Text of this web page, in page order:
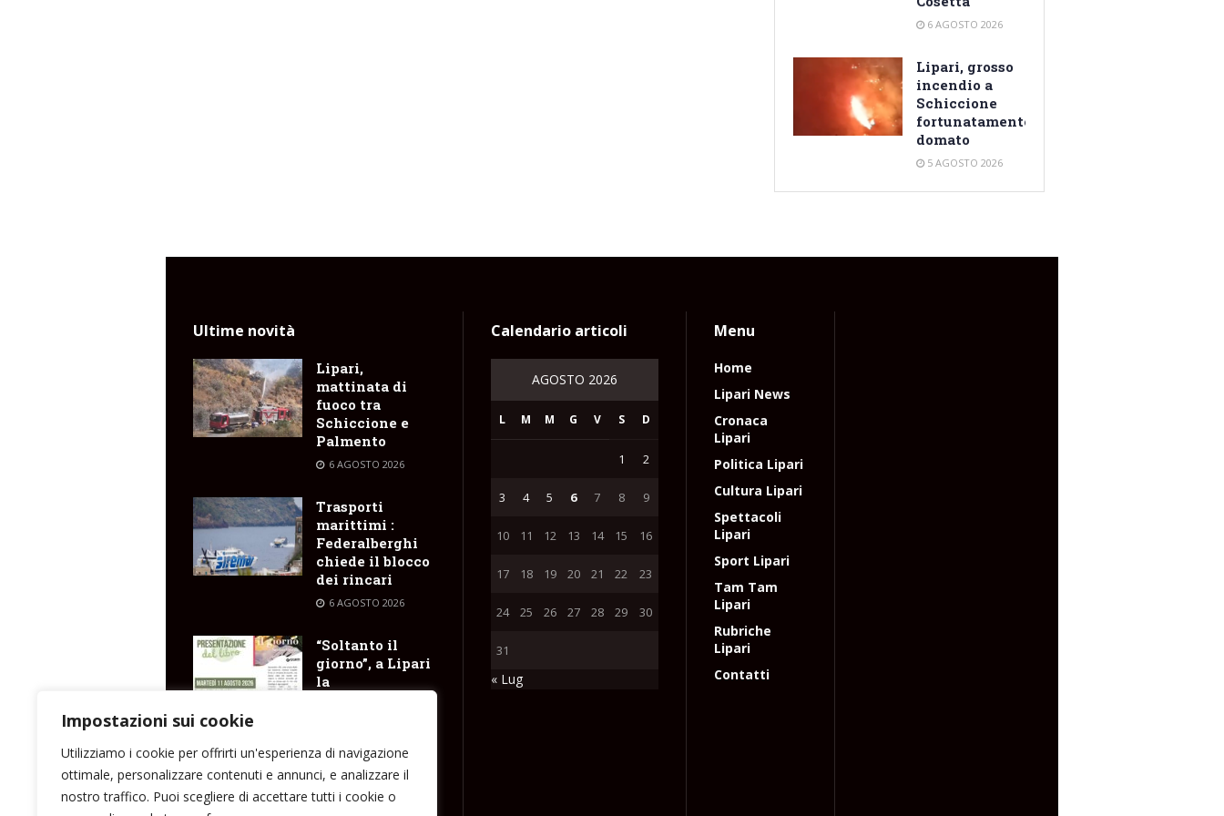
Impostazioni sui cookie
Utilizziamo i cookie per offrirti un'esperienza di navigazione
ottimale, personalizzare contenuti e annunci, e analizzare il
nostro traffico. Puoi scegliere di accettare tutti i cookie o
6 AGOSTO 2026
Lipari, grosso
incendio a
Schiccione
fortunatamente
domato
5 AGOSTO 2026
Ultime novità
Lipari,
mattinata di
fuoco tra
Schiccione e
Palmento
6 AGOSTO 2026
Trasporti
marittimi :
Federalberghi
chiede il blocco
dei rincari
6 AGOSTO 2026
“Soltanto il
giorno”, a Lipari
la
6 AGOSTO 2026
Calendario articoli
AGOSTO 2026
L M M G V S D
1 2
3 4 5 6 7 8 9
10 11 12 13 14 15 16
17 18 19 20 21 22 23
24 25 26 27 28 29 30
31
« Lug
Menu
Home
Lipari News
Cronaca
Lipari
Politica Lipari
Cultura Lipari
Spettacoli
Lipari
Sport Lipari
Tam Tam
Lipari
Rubriche
Lipari
Contatti